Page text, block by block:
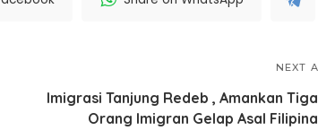
NEXT
Imigrasi Tanjung Redeb , Amankan Tiga
Orang Imigran Gelap Asal Filipina